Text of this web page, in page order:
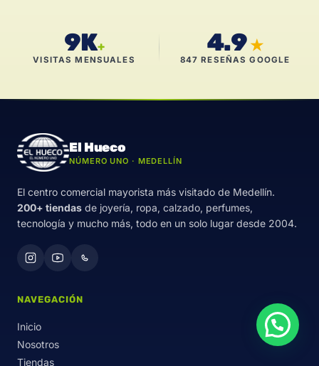
9K+
VISITAS MENSUALES
4.9 ★
847 RESEÑAS GOOGLE
El Hueco
NÚMERO UNO · MEDELLÍN
El centro comercial mayorista más visitado de Medellín.
200+ tiendas de joyería, ropa, calzado, perfumes,
tecnología y mucho más, todo en un solo lugar desde 2004.
NAVEGACIÓN
Inicio
Nosotros
Tiendas